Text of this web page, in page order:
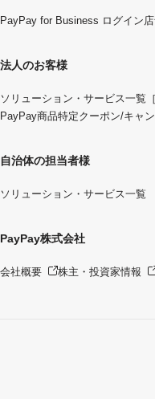
PayPay for Business ログイン
法人のお客様
ソリューション・サービス一覧
PayPay商品特定クーポン/キャ
自治体の担当者様
ソリューション・サービス一覧
PayPay株式会社
会社概要 株主・投資家情報